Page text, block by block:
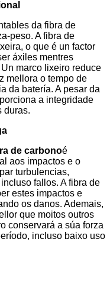
da fibra de
peso. A fibra de
o que é un factor
áxiles mentres
marco lixeiro reduce
mellora o tempo de
da batería. A pesar da
a integridade
duras.
de carbonoé
aos impactos e o
turbulencias,
fallos. A fibra de
estes impactos e
os danos. Ademais,
que moitos outros
conservará a súa forza
incluso baixo uso